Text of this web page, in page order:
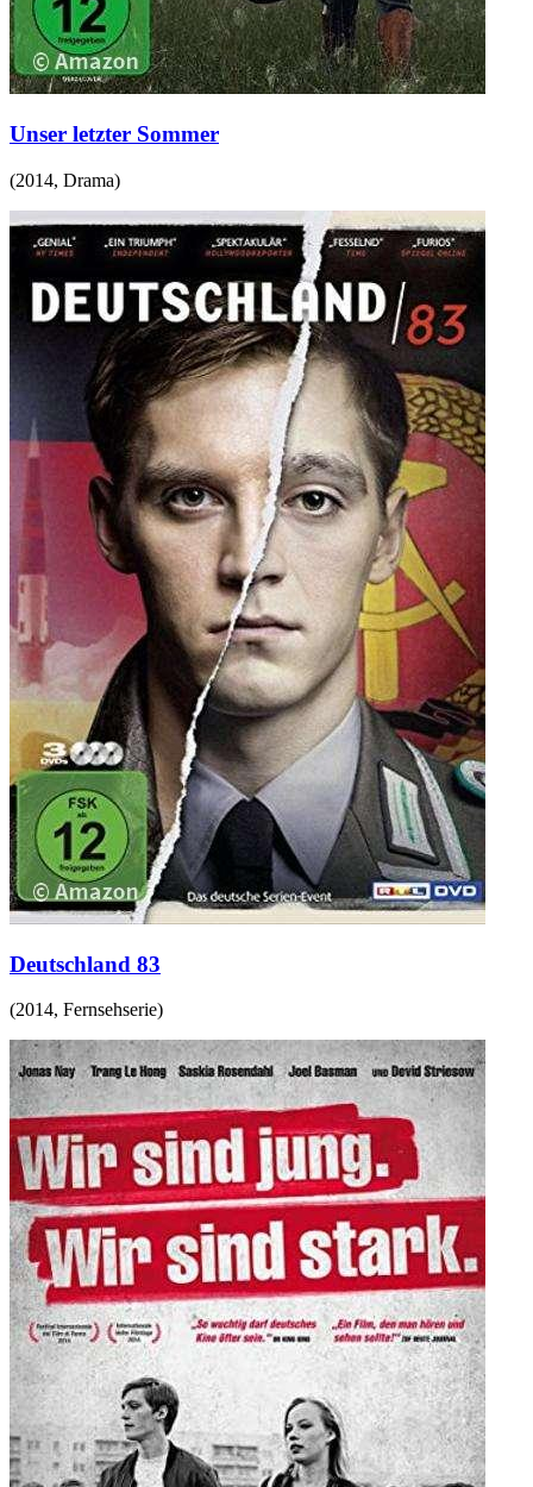
Unser letzter Sommer
(2014, Drama)
Deutschland 83
(2014, Fernsehserie)